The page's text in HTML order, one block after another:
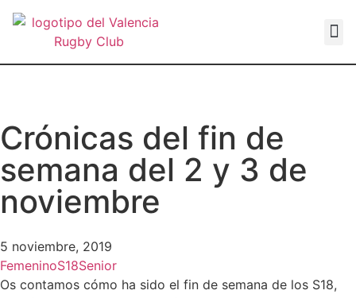
Crónicas del fin de
semana del 2 y 3 de
noviembre
5 noviembre, 2019
FemeninoS18Senior
Os contamos cómo ha sido el fin de semana de los S18,